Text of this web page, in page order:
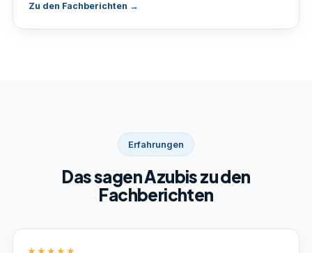
Zu den Fachberichten →
Erfahrungen
Das sagen Azubis zu den
Fachberichten
★★★★★